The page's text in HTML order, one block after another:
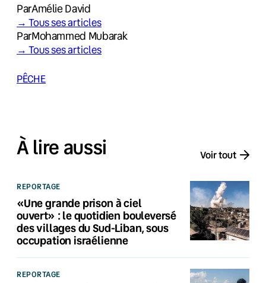
ParAmélie David
→ Tous ses articles
ParMohammed Mubarak
→ Tous ses articles
PÊCHE
À lire aussi Voir tout
REPORTAGE
«Une grande prison à ciel
ouvert» : le quotidien bouleversé
des villages du Sud-Liban, sous
occupation israélienne
REPORTAGE